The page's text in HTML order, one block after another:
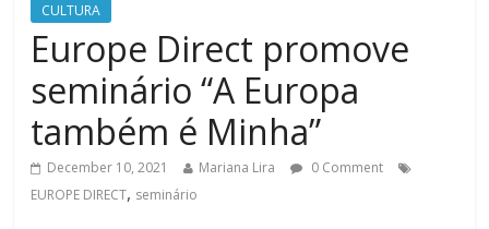
CULTURA
Europe Direct promove
seminário “A Europa
também é Minha”
December 10, 2021 Mariana Lira
0 Comment
EUROPE DIRECT, seminário